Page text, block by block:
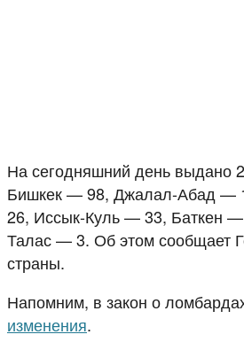
На сегодняшний день выдано
Бишкек — 98, Джалал-Абад —
26, Иссык-Куль — 33, Баткен
Талас — 3. Об этом сообщает
страны.
Напомним, в закон о
изменения.